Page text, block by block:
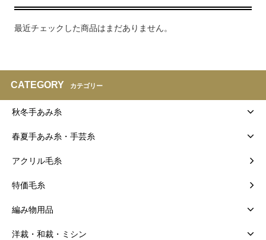
最近チェックした商品はまだありません。
CATEGORY カテゴリー
秋冬手あみ糸
春夏手あみ糸・手芸糸
アクリル毛糸
特価毛糸
編み物用品
洋裁・和裁・ミシン